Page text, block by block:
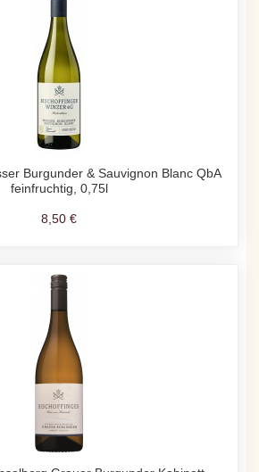
Burgunder & Sauvignon Blanc QbA
feinfruchtig, 0,75l
8,50 €